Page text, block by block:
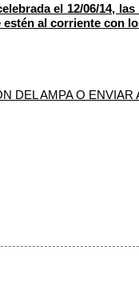
el 12/06/14,
al corriente con
DEL AMPA O ENVIAR